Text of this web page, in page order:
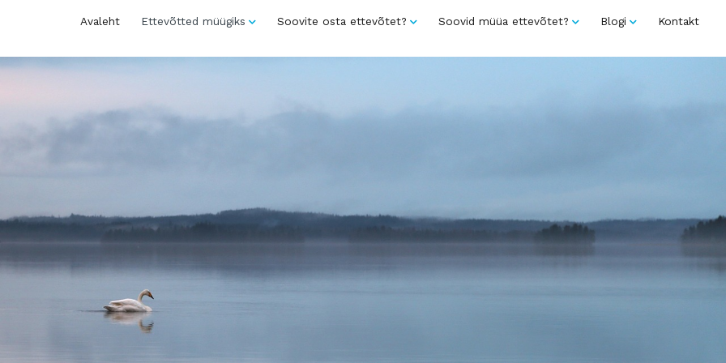
Avaleht Ettevõtted müügiks Soovite osta ettevõtet? Soovid müüa ettevõtet? Blogi Kontakt